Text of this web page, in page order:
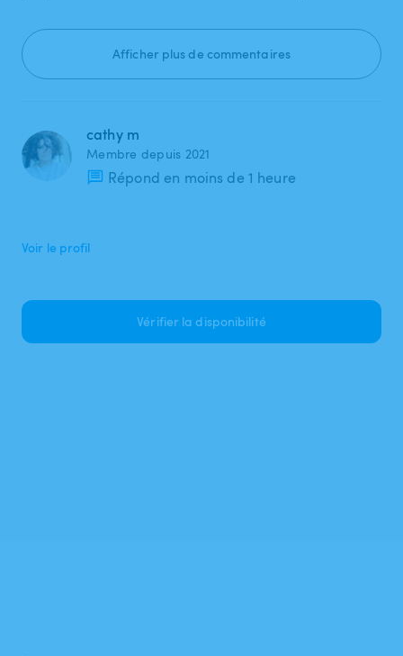
Afficher plus de commentaires
cathy m
Membre depuis 2021
Répond en moins de 1 heure
Voir le profil
Vérifier la disponibilité